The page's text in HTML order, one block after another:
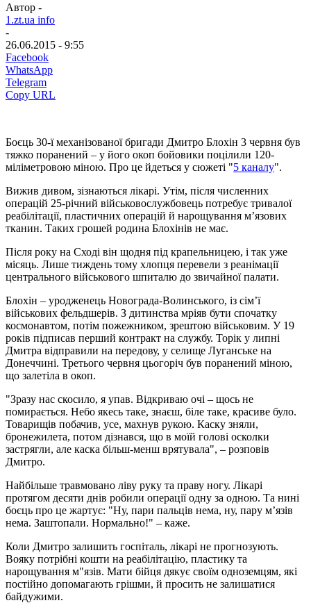
Автор -
1.zt.ua info
-
26.06.2015 - 9:55
Facebook
WhatsApp
Telegram
Copy URL
Боєць 30-ї механізованої бригади Дмитро Блохін 3 червня був
тяжко поранений – у його окоп бойовики поцілили 120-
міліметровою міною. Про це йдеться у сюжеті "5 каналу".
Вижив дивом, зізнаються лікарі. Утім, після численних
операцій 25-річний військовослужбовець потребує тривалої
реабілітації, пластичних операцій й нарощування м’язових
тканин. Таких грошей родина Блохінів не має.
Після року на Сході він щодня під крапельницею, і так уже
місяць. Лише тиждень тому хлопця перевели з реанімації
центрального військового шпиталю до звичайної палати.
Блохін – уродженець Новограда-Волинського, із сім’ї
військових фельдшерів. З дитинства мріяв бути спочатку
космонавтом, потім пожежником, зрештою військовим. У 19
років підписав перший контракт на службу. Торік у липні
Дмитра відправили на передову, у селище Луганське на
Донеччині. Третього червня цьогоріч був поранений міною,
що залетіла в окоп.
"Зразу нас скосило, я упав. Відкриваю очі – щось не
помирається. Небо якесь таке, знаєш, біле таке, красиве було.
Товарищів побачив, усе, махнув рукою. Каску зняли,
бронежилета, потом дізнався, що в моїй голові осколки
застрягли, але каска більш-менш врятувала", – розповів
Дмитро.
Найбільше травмовано ліву руку та праву ногу. Лікарі
протягом десяти днів робили операції одну за одною. Та нині
боєць про це жартує: "Ну, пари пальців нема, ну, пару м’язів
нема. Заштопали. Нормально!" – каже.
Коли Дмитро залишить госпіталь, лікарі не прогнозують.
Вояку потрібні кошти на реабілітацію, пластику та
нарощування м"язів. Мати бійця дякує своїм одноземцям, які
постійно допомагають грішми, й просить не залишатися
байдужими.